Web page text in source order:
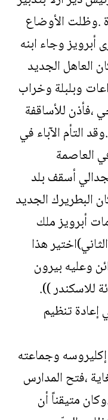
.وظلت الأوضاع
وجاء ابنه
الحكم سنة628 .وكان العاهل الجديد
وبلبلة وخراب
،فأذن للأساقفة
التأم الآباء في
قانوني في 11 أيار 628 في العاصمة
أسقف بلد
البطريرك الجديد
أبرويز ملك
هذا
وعليه بيرون
للاسكندر )).
تنظيم
وجماعته
،فتح المدارس
متيقناً أن